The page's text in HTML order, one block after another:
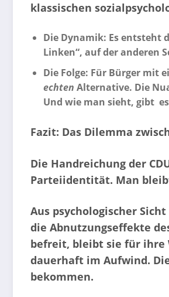
klassischen
Die Dynamik: Es entsteht
Linken“, auf der anderen
Die Folge: Für Bürger mit
echten Alternative. Die
Und wie man sieht, gibt
Fazit: Das Dilemma
Die Handreichung der
Parteiidentität. Man
Aus psychologischer
die Abnutzungseffekte
befreit, bleibt sie für ihre
dauerhaft im Aufwind.
bekommen.